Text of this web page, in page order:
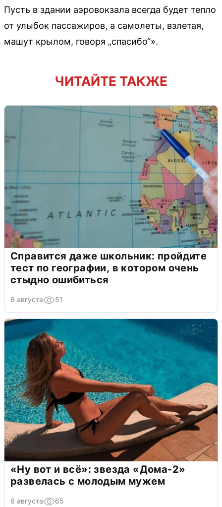
Пусть в здании аэровокзала всегда будет тепло
от улыбок пассажиров, а самолеты, взлетая,
машут крылом, говоря „спасибо“».
ЧИТАЙТЕ ТАКЖЕ
Справится даже школьник: пройдите
тест по географии, в котором очень
стыдно ошибиться
6 августа 51
«Ну вот и всё»: звезда «Дома-2»
развелась с молодым мужем
6 августа 65